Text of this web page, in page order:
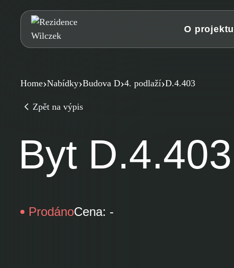
O projektu
Home›Nabídky›Budova D›4. podlaží›D.4.403
Zpět na výpis
Byt D.4.403
ProdánoCena: -